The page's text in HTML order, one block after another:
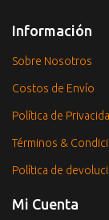
Información
Sobre Nosotros
Costos de Envío
Política de
Términos &
Política de
Mi Cuenta